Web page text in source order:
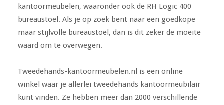
kantoormeubelen, waaronder ook de RH Logic 400
bureaustoel. Als je op zoek bent naar een goedkope
maar stijlvolle bureaustoel, dan is dit zeker de moeite
waard om te overwegen.
Tweedehands-kantoormeubelen.nl is een online
winkel waar je allerlei tweedehands kantoormeubilair
kunt vinden. Ze hebben meer dan 2000 verschillende